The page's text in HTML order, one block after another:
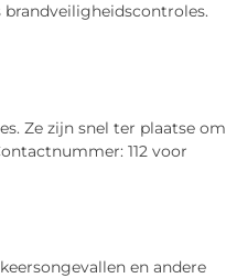
Ze zijn snel ter plaatse om
112 voor
en andere